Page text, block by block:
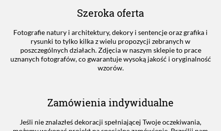
Szeroka oferta
Fotografie natury i architektury, dekory i sentencje oraz grafika i
rysunki to tylko kilka z wielu propozycji zebranych w
poszczególnych działach. Zdjęcia w naszym sklepie to prace
uznanych fotografów, co gwarantuje wysoką jakość i oryginalność
wzorów.
Zamówienia indywidualne
Jeśli nie znalazłeś dekoracji spełniającej Twoje oczekiwania,